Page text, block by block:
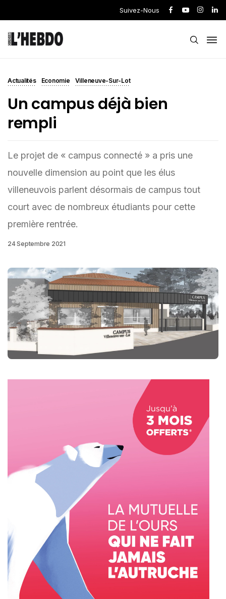
Suivez-Nous
Actualités Economie Villeneuve-Sur-Lot
Un campus déjà bien
rempli
Le projet de « campus connecté » a pris une
nouvelle dimension au point que les élus
villeneuvois parlent désormais de campus tout
court avec de nombreux étudiants pour cette
première rentrée.
24 Septembre 2021